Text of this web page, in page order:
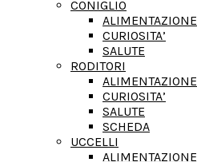
CONIGLIO
ALIMENTAZIONE
CURIOSITA’
SALUTE
RODITORI
ALIMENTAZIONE
CURIOSITA’
SALUTE
SCHEDA
UCCELLI
ALIMENTAZIONE